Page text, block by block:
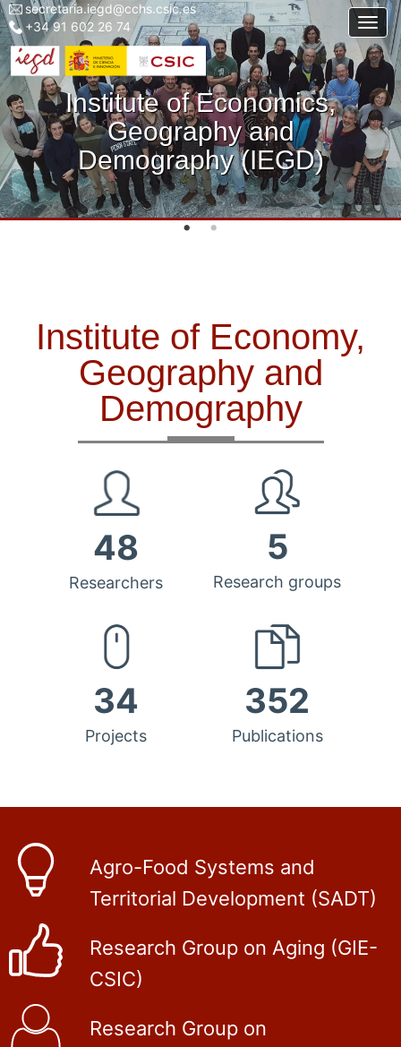
Skip
to
main
content
Menu
top
left
iegd
secretaria.iegd@cchs.csic.es
+34 91 602 26 74
Institute of Economics,
Geography and
Demography (IEGD)
Institute of Economy,
Geography and
Demography
48
Researchers
5
Research groups
34
Projects
352
Publications
Agro-Food Systems and
Territorial Development (SADT)
Research Group on Aging (GIE-
CSIC)
Research Group on